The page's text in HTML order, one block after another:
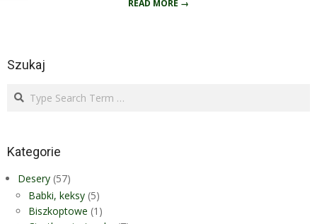
READ MORE →
Szukaj
Search
Kategorie
Desery (57)
Babki, keksy (5)
Biszkoptowe (1)